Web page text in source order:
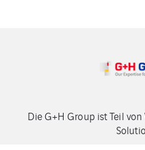
Die G+H Group ist Teil